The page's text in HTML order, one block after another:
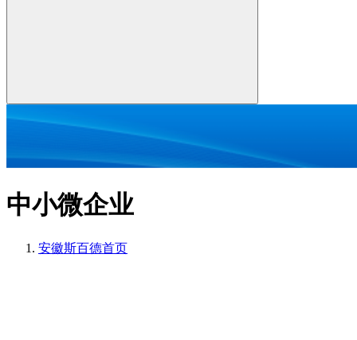
中小微企业
安徽斯百德首页